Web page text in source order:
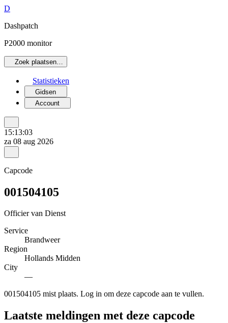
D
Dashpatch
P2000 monitor
Zoek plaatsen…
Statistieken
Gidsen
Account
15:13:03
za 08 aug 2026
Capcode
001504105
Officier van Dienst
Service
Brandweer
Region
Hollands Midden
City
—
001504105 mist plaats. Log in om deze capcode aan te vullen.
Laatste meldingen met deze capcode